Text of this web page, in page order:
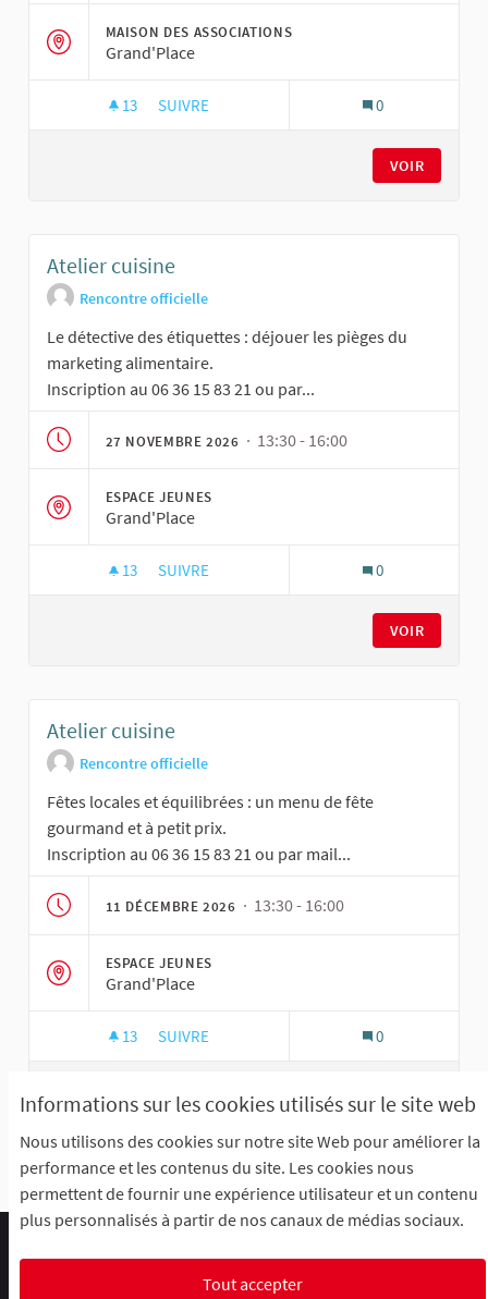
Informations sur les cookies utilisés sur le site web
Nous utilisons des cookies sur notre site Web pour améliorer la
performance et les contenus du site. Les cookies nous
permettent de fournir une expérience utilisateur et un contenu
plus personnalisés à partir de nos canaux de médias sociaux.
Tout accepter
MAISON DES ASSOCIATIONS
Grand'Place
13 13 ABONNÉS
SUIVRE 0
VOIR
Atelier cuisine
Rencontre officielle
Le détective des étiquettes : déjouer les pièges du
marketing alimentaire.
Inscription au 06 36 15 83 21 ou par...
27 NOVEMBRE 2026 · 13:30 - 16:00
ESPACE JEUNES
Grand'Place
13 13 ABONNÉS
SUIVRE 0
VOIR
Atelier cuisine
Rencontre officielle
Fêtes locales et équilibrées : un menu de fête
gourmand et à petit prix.
Inscription au 06 36 15 83 21 ou par mail...
11 DÉCEMBRE 2026 · 13:30 - 16:00
ESPACE JEUNES
Grand'Place
13 13 ABONNÉS
SUIVRE 0
VOIR
Voir toutes les rencontres annulées
Charte d'utilisation
Contacts